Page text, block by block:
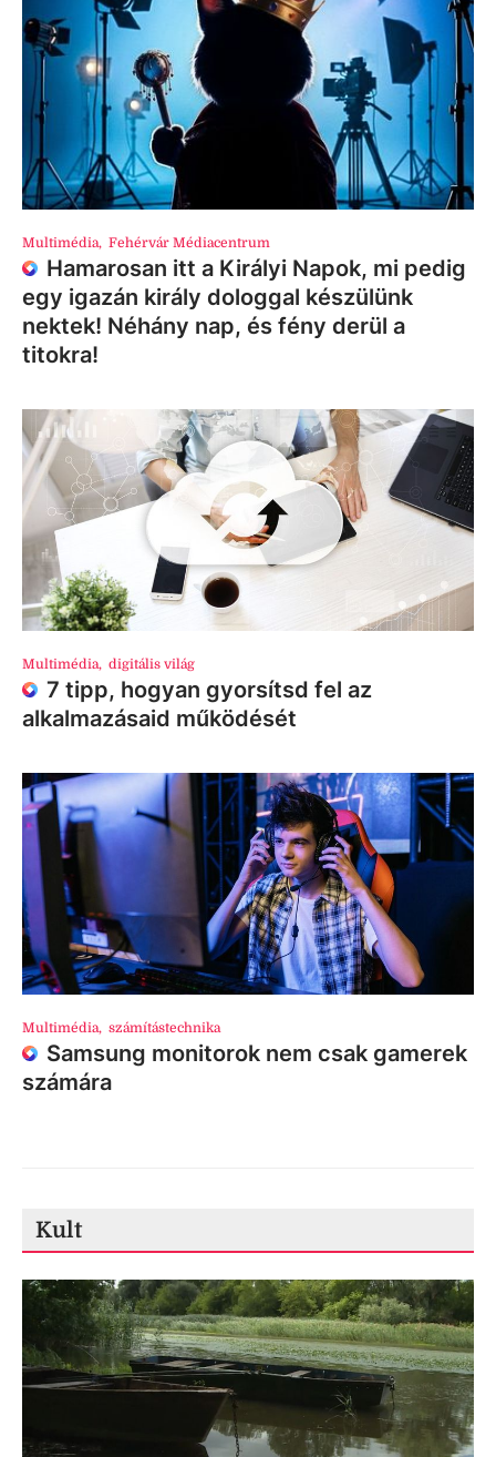
Multimédia, Fehérvár Médiacentrum
Hamarosan itt a Királyi Napok, mi pedig
egy igazán király dologgal készülünk
nektek! Néhány nap, és fény derül a
titokra!
Multimédia, digitális világ
7 tipp, hogyan gyorsítsd fel az
alkalmazásaid működését
Multimédia, számítástechnika
Samsung monitorok nem csak gamerek
számára
Kult